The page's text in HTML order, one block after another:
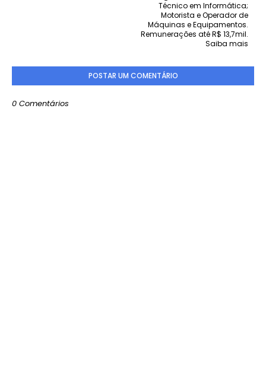
Técnico em Informática;
Motorista e Operador de
Máquinas e Equipamentos.
Remunerações até R$ 13,7mil.
Saiba mais
POSTAR UM COMENTÁRIO
0 Comentários